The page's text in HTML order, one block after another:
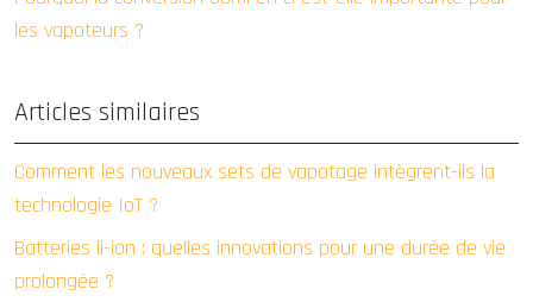
les vapoteurs ?
Articles similaires
Comment les nouveaux sets de vapotage intègrent-ils la
technologie IoT ?
Batteries li-ion : quelles innovations pour une durée de vie
prolongée ?